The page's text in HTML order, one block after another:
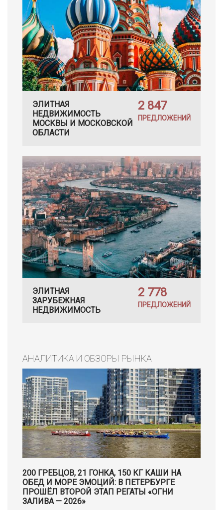
ЭЛИТНАЯ
НЕДВИЖИМОСТЬ
МОСКВЫ И МОСКОВСКОЙ
ОБЛАСТИ
2 847
ПРЕДЛОЖЕНИЙ
ЭЛИТНАЯ
ЗАРУБЕЖНАЯ
НЕДВИЖИМОСТЬ
2 778
ПРЕДЛОЖЕНИЙ
АНАЛИТИКА И ОБЗОРЫ РЫНКА
200 ГРЕБЦОВ, 21 ГОНКА, 150 КГ КАШИ НА
ОБЕД И МОРЕ ЭМОЦИЙ: В ПЕТЕРБУРГЕ
ПРОШЁЛ ВТОРОЙ ЭТАП РЕГАТЫ «ОГНИ
ЗАЛИВА — 2026»